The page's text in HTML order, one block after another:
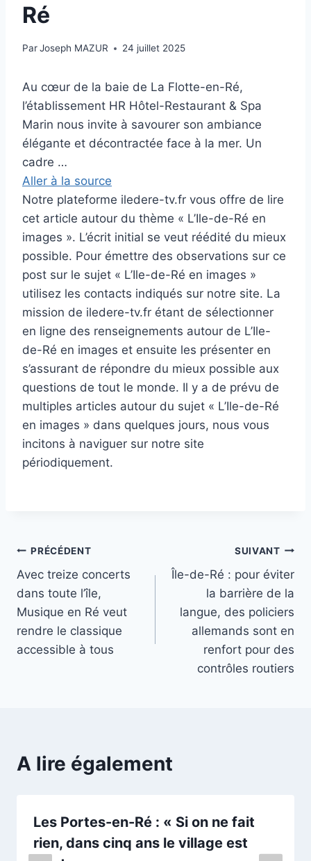
Ré
ParJoseph MAZUR 24 juillet 2025
Au cœur de la baie de La Flotte-en-Ré,
l’établissement HR Hôtel-Restaurant & Spa
Marin nous invite à savourer son ambiance
élégante et décontractée face à la mer. Un
cadre …
Aller à la source
Notre plateforme iledere-tv.fr vous offre de lire
cet article autour du thème « L’Ile-de-Ré en
images ». L’écrit initial se veut réédité du mieux
possible. Pour émettre des observations sur ce
post sur le sujet « L’Ile-de-Ré en images »
utilisez les contacts indiqués sur notre site. La
mission de iledere-tv.fr étant de sélectionner
en ligne des renseignements autour de L’Ile-
de-Ré en images et ensuite les présenter en
s’assurant de répondre du mieux possible aux
questions de tout le monde. Il y a de prévu de
multiples articles autour du sujet « L’Ile-de-Ré
en images » dans quelques jours, nous vous
incitons à naviguer sur notre site
périodiquement.
Navigation
de
l’article
PRÉCÉDENT
Avec treize concerts
dans toute l’île,
Musique en Ré veut
rendre le classique
accessible à tous
SUIVANT
Île-de-Ré : pour éviter
la barrière de la
langue, des policiers
allemands sont en
renfort pour des
contrôles routiers
A lire également
Les Portes-en-Ré : « Si on ne fait
rien, dans cinq ans le village est